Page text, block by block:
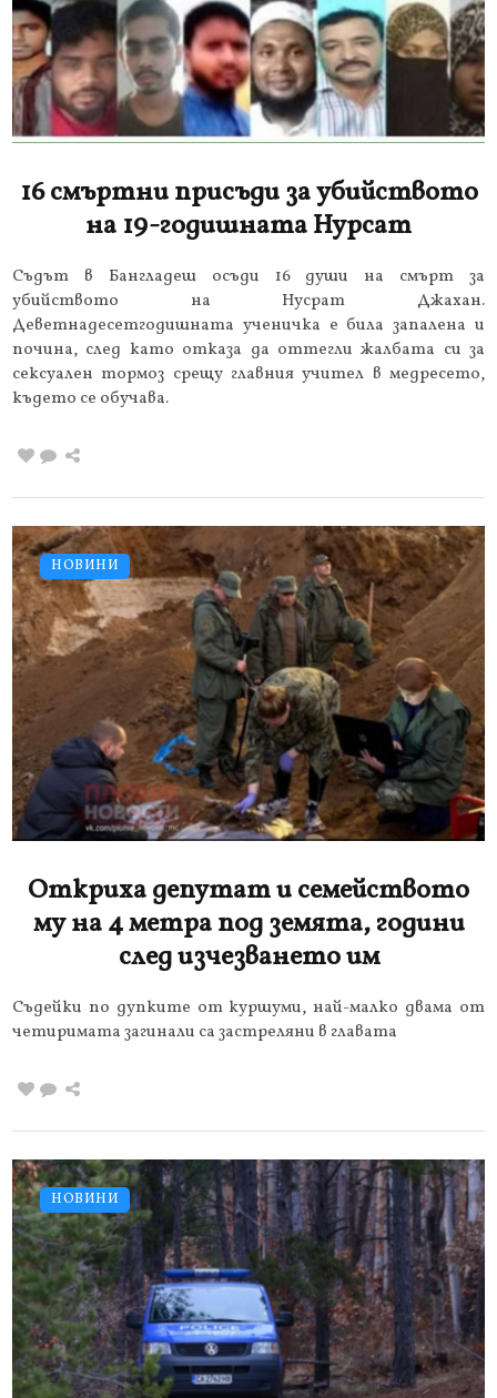
16 смъртни присъди за убийството
на 19-годишната Нурсат
Съдът в Бангладеш осъди 16 души на смърт за
убийството на Нусрат Джахан.
Деветнадесетгодишната ученичка е била запалена и
почина, след като отказа да оттегли жалбата си за
сексуален тормоз срещу главния учител в медресето,
където се обучава.
НОВИНИ
Откриха депутат и семейството
му на 4 метра под земята, години
след изчезването им
Съдейки по дупките от куршуми, най-малко двама от
четиримата загинали са застреляни в главата
НОВИНИ